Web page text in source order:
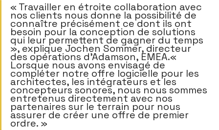
« Travailler en étroite collaboration avec
nos clients nous donne la possibilité de
connaître précisément ce dont ils ont
besoin pour la conception de solutions
qui leur permettent de gagner du temps
», explique Jochen Sommer, directeur
des opérations d'Adamson, EMEA.«
Lorsque nous avons envisagé de
compléter notre offre logicielle pour les
architectes, les intégrateurs et les
concepteurs sonores, nous nous sommes
entretenus directement avec nos
partenaires sur le terrain pour nous
assurer de créer une offre de premier
ordre. »